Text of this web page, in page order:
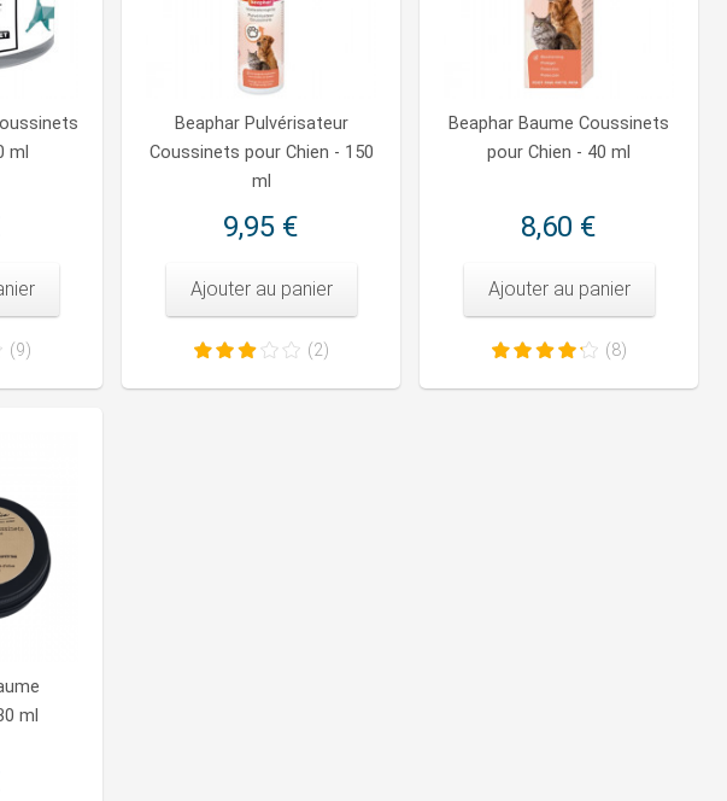
ml
(9)
Beaphar Pulvérisateur
Coussinets pour Chien - 150
ml
9,95 €
Ajouter au panier
(2)
Beaphar Baume Coussinets
pour Chien - 40 ml
8,60 €
Ajouter au panier
(8)
ml